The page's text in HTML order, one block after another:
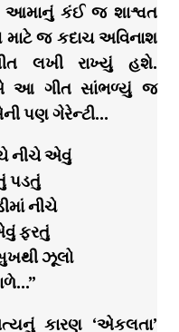
આમાનું કંઈ જ શાશ્વત
જ કદાચ અવિનાશ
લખી રાખ્યું હશે.
આ ગીત સાંભળ્યું જ
પણ ગેરેન્ટી…
નીચે એવું
પડતું
નીચે
ફરતું
ઝૂલો
કારણ ‘એકલતા’